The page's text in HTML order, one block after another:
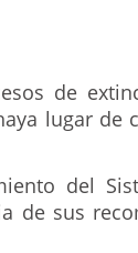
de
lugar de
del
de sus